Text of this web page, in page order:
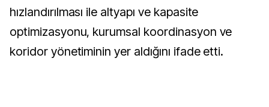
hızlandırılması ile altyapı ve kapasite
optimizasyonu, kurumsal koordinasyon ve
koridor yönetiminin yer aldığını ifade etti.